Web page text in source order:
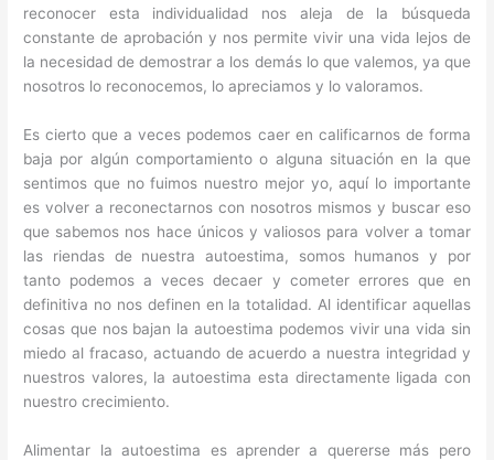
reconocer esta individualidad nos aleja de la búsqueda
constante de aprobación y nos permite vivir una vida lejos de
la necesidad de demostrar a los demás lo que valemos, ya que
nosotros lo reconocemos, lo apreciamos y lo valoramos.
Es cierto que a veces podemos caer en calificarnos de forma
baja por algún comportamiento o alguna situación en la que
sentimos que no fuimos nuestro mejor yo, aquí lo importante
es volver a reconectarnos con nosotros mismos y buscar eso
que sabemos nos hace únicos y valiosos para volver a tomar
las riendas de nuestra autoestima, somos humanos y por
tanto podemos a veces decaer y cometer errores que en
definitiva no nos definen en la totalidad. Al identificar aquellas
cosas que nos bajan la autoestima podemos vivir una vida sin
miedo al fracaso, actuando de acuerdo a nuestra integridad y
nuestros valores, la autoestima esta directamente ligada con
nuestro crecimiento.
Alimentar la autoestima es aprender a quererse más pero